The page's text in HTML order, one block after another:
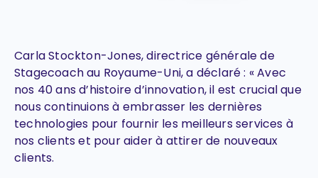
Carla Stockton-Jones, directrice générale de
Stagecoach au Royaume-Uni, a déclaré : « Avec
nos 40 ans d’histoire d’innovation, il est crucial que
nous continuions à embrasser les dernières
technologies pour fournir les meilleurs services à
nos clients et pour aider à attirer de nouveaux
clients.